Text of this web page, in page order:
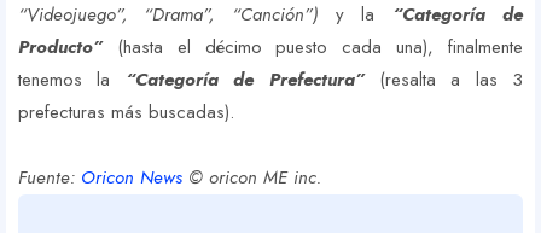
“Videojuego”, “Drama”, “Canción”) y la
“Categoría de
Producto”(hasta el décimo puesto cada una), finalmente
tenemos la
“Categoría de Prefectura”(resalta a las 3
prefecturas más buscadas).
Fuente: Oricon News © oricon ME inc.